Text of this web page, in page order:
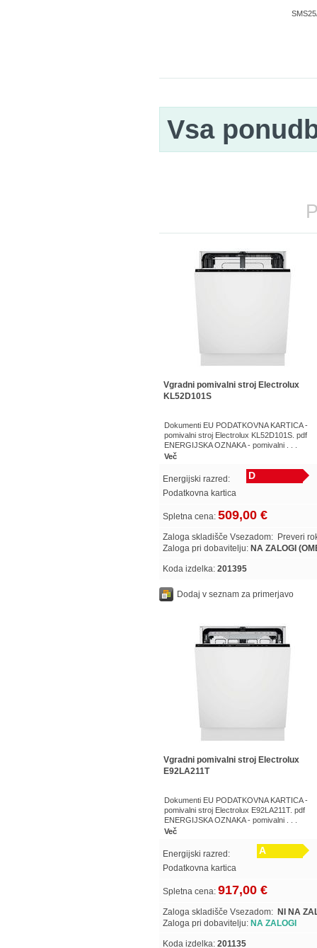
Vsa
Vgradni pomivalni stroj Electrolux
KL52D101S
Dokumenti EU PODATKOVNA KARTICA -
pomivalni stroj Electrolux KL52D101S. pdf
ENERGIJSKA OZNAKA - pomivalni . . .
Več
Energijski razred: D
Podatkovna kartica
Spletna cena: 509,00 €
Zaloga skladišče Vsezadom: Preveri
Zaloga pri dobavitelju: NA ZALOGI
Koda izdelka: 201395
Dodaj v seznam za primerjavo
Vgradni pomivalni stroj Electrolux
E92LA211T
Dokumenti EU PODATKOVNA KARTICA -
pomivalni stroj Electrolux E92LA211T. pdf
ENERGIJSKA OZNAKA - pomivalni . . .
Več
Energijski razred: A
Podatkovna kartica
Spletna cena: 917,00 €
Zaloga skladišče Vsezadom: NI NA
Zaloga pri dobavitelju: NA ZALOGI
Koda izdelka: 201135